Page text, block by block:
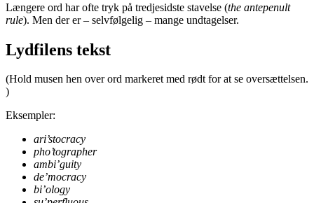
Længere ord har ofte tryk på tredjesidste stavelse (the antepenult
rule). Men der er – selvfølgelig – mange undtagelser.
Lydfilens tekst
(Hold musen hen over ord markeret med rødt for at se oversættelsen.
)
Eksempler:
ari’stocracy
pho’tographer
ambi’guity
de’mocracy
bi’ology